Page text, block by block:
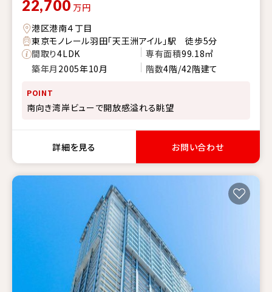
22,700 万円
港区港南４丁目
東京モノレール羽田「天王洲アイル」駅 徒歩5分
間取り4LDK 専有面積99.18㎡
築年月 2005年10月 階数4階/42階建て
POINT
南向き湾岸ビューで開放感溢れる眺望
詳細を見る お問い合わせ